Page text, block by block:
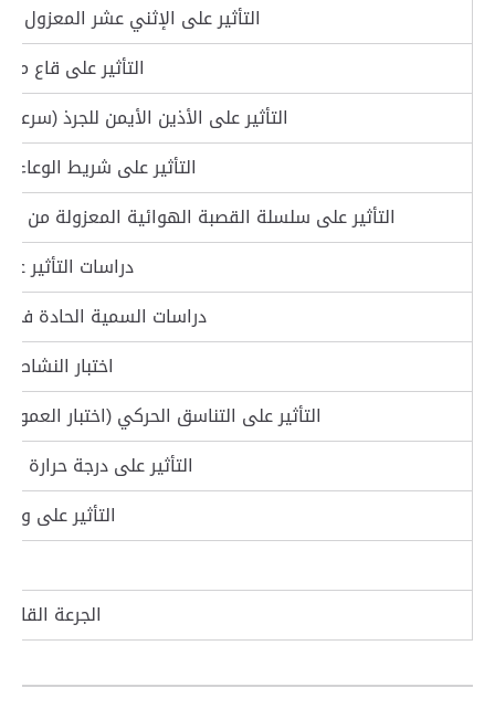
التأثير على الإثني عشر المعزول
التأثير على قاع
التأثير على الأذين الأيمن للجرذ (سرعة
التأثير على شريط الوعاء
التأثير على سلسلة القصبة الهوائية المعزولة من
دراسات التأثير
دراسات السمية الحادة في
اختبار النشاط
التأثير على التناسق الحركي (اختبار العمود
التأثير على درجة حرارة
التأثير على
الجرعة القاتلة